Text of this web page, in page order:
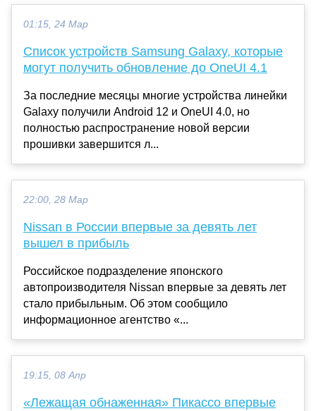
01:15, 24 Мар
Список устройств Samsung Galaxy, которые
могут получить обновление до OneUI 4.1
За последние месяцы многие устройства линейки
Galaxy получили Android 12 и OneUI 4.0, но
полностью распространение новой версии
прошивки завершится л...
22:00, 28 Мар
Nissan в России впервые за девять лет
вышел в прибыль
Российское подразделение японского
автопроизводителя Nissan впервые за девять лет
стало прибыльным. Об этом сообщило
информационное агентство «...
19:15, 08 Апр
«Лежащая обнаженная» Пикассо впервые